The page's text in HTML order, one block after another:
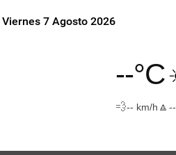
Viernes 7 Agosto 2026
--°C
💨-- km/h 🔼